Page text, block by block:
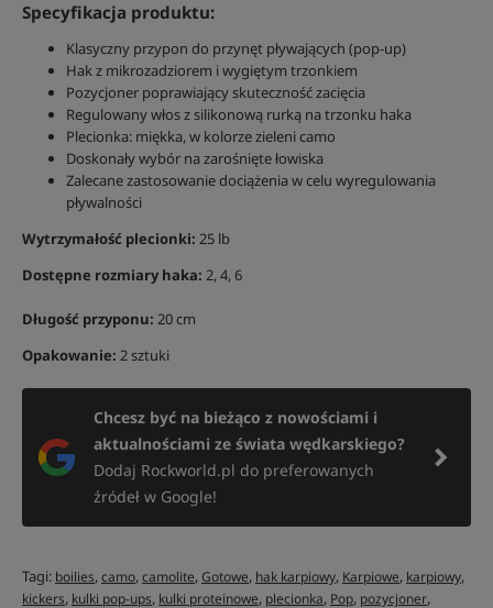
Specyfikacja produktu:
Klasyczny przypon do przynęt pływających (pop-up)
Hak z mikrozadziorem i wygiętym trzonkiem
Pozycjoner poprawiający skuteczność zacięcia
Regulowany włos z silikonową rurką na trzonku haka
Plecionka: miękka, w kolorze zieleni camo
Doskonały wybór na zarośnięte łowiska
Zalecane zastosowanie dociążenia w celu wyregulowania
pływalności
Wytrzymałość plecionki: 25 lb
Dostępne rozmiary haka: 2, 4, 6
Długość przyponu: 20 cm
Opakowanie: 2 sztuki
Chcesz być na bieżąco z nowościami i
aktualnościami ze świata wędkarskiego?
Dodaj Rockworld.pl do preferowanych
źródeł w Google!
Tagi: boilies,camo,camolite,Gotowe, hak karpiowy, Karpiowe, karpiowy,
kickers, kulki pop-ups, kulki proteinowe, plecionka, Pop, pozycjoner,